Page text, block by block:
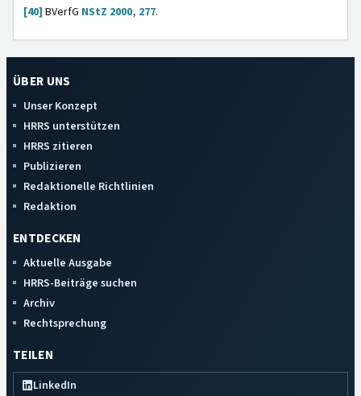
[40] BVerfG NStZ 2000, 277.
ÜBER UNS
Unser Konzept
HRRS unterstützen
HRRS zitieren
Publizieren
Redaktionelle Richtlinien
Redaktion
ENTDECKEN
Aktuelle Ausgabe
HRRS-Beiträge suchen
Archiv
Rechtsprechung
TEILEN
LinkedIn